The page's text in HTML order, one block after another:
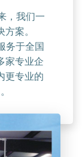
，我们一
案。
务于全国
家专业企
更专业的